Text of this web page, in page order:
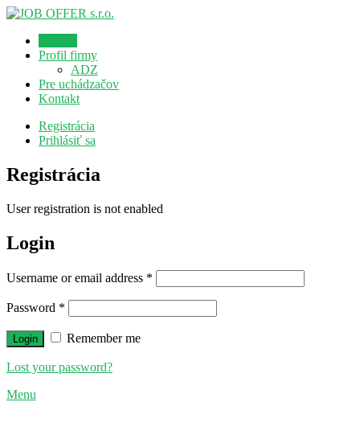
Profil firmy
ADZ
Pre uchádzačov
Kontakt
Registrácia
Prihlásiť sa
Registrácia
User registration is not enabled
Login
Username or email address *
Password *
Remember me
Lost your password?
Menu